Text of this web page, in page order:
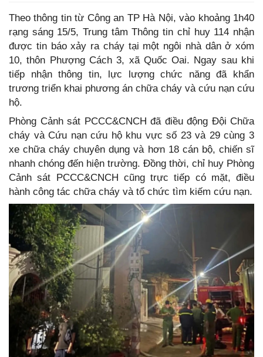
Theo thông tin từ Công an TP Hà Nội, vào khoảng 1h40
rạng sáng 15/5, Trung tâm Thông tin chỉ huy 114 nhận
được tin báo xảy ra cháy tại một ngôi nhà dân ở xóm
10, thôn Phượng Cách 3, xã Quốc Oai. Ngay sau khi
tiếp nhận thông tin, lực lượng chức năng đã khẩn
trương triển khai phương án chữa cháy và cứu nạn cứu
hộ.
Phòng Cảnh sát PCCC&CNCH đã điều động Đội Chữa
cháy và Cứu nạn cứu hộ khu vực số 23 và 29 cùng 3
xe chữa cháy chuyên dụng và hơn 18 cán bộ, chiến sĩ
nhanh chóng đến hiện trường. Đồng thời, chỉ huy Phòng
Cảnh sát PCCC&CNCH cũng trực tiếp có mặt, điều
hành công tác chữa cháy và tổ chức tìm kiếm cứu nạn.